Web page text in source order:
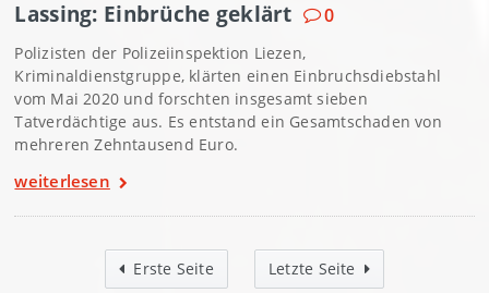
Lassing: Einbrüche geklärt 0
Polizisten der Polizeiinspektion Liezen,
Kriminaldienstgruppe, klärten einen Einbruchsdiebstahl
vom Mai 2020 und forschten insgesamt sieben
Tatverdächtige aus. Es entstand ein Gesamtschaden von
mehreren Zehntausend Euro.
weiterlesen
Erste Seite Letzte Seite